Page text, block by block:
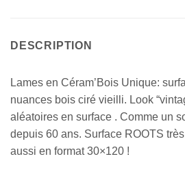
DESCRIPTION
Lames en Céram’Bois Unique:
nuances bois ciré vieilli. Look
aléatoires en surface . Comme un
depuis 60 ans. Surface ROOTS
aussi en format 30×120 !